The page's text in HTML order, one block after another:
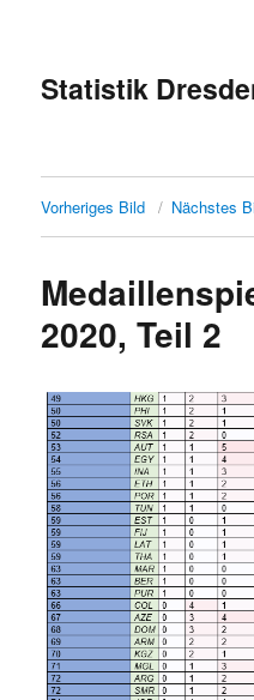
Statistik
Vorheriges Bild Nächstes
2020, Teil 2